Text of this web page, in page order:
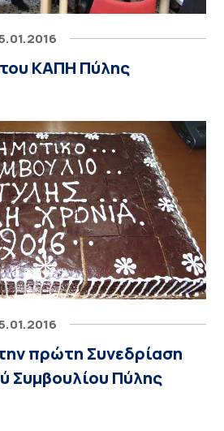
ΚΑΠΗ Πύλης
πρώτη Συνεδρίαση
Συμβουλίου Πύλης